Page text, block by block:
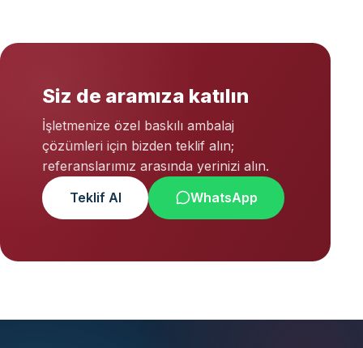
Siz de aramıza katılın
İşletmenize özel baskılı ambalaj
çözümleri için bizden teklif alın;
referanslarımız arasında yerinizi alın.
Teklif Al
WhatsApp